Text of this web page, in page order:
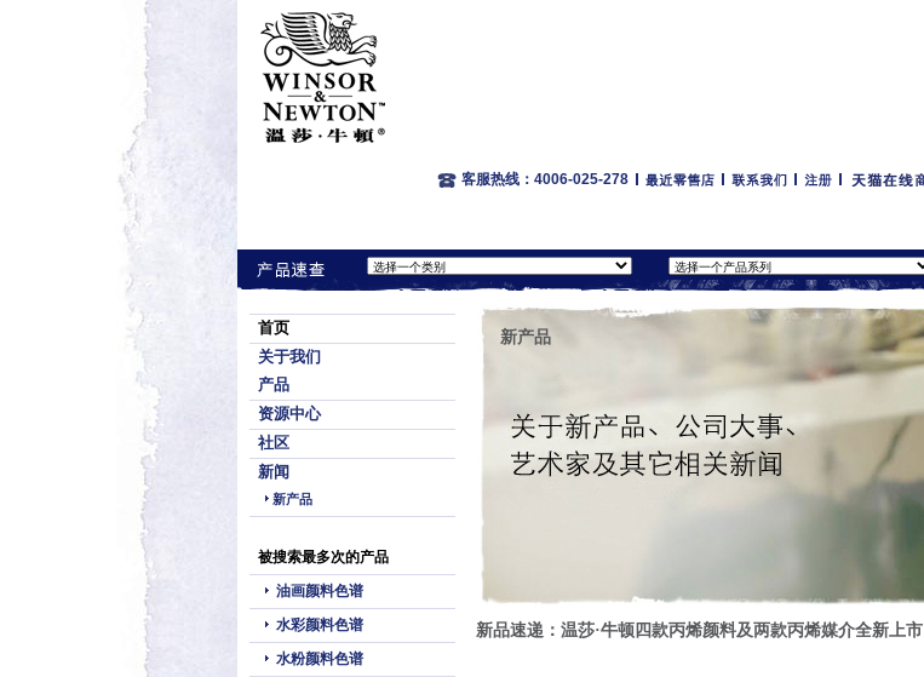
客服热线：4006-025-278
首页
关于我们
产品
资源中心
社区
新闻
新产品
被搜索最多次的产品
油画颜料色谱
水彩颜料色谱
水粉颜料色谱
新产品
新品速递：温莎·牛顿四款丙烯颜料及两款丙烯媒介全新上市